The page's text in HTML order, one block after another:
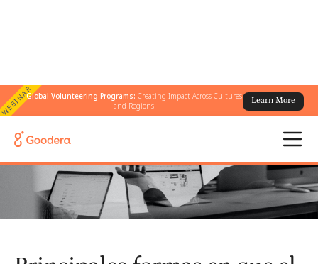
WEBINARGlobal Volunteering Programs: Creating Impact Across Cultures
and Regions
Learn More
← Todos los blogs
/
empresas